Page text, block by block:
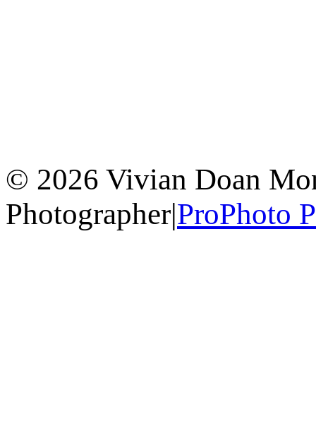
© 2026 Vivian Doan
Photographer|ProPhoto